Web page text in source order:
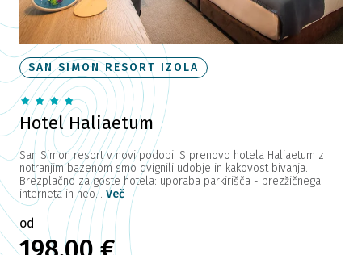
SAN SIMON RESORT IZOLA
Hotel Haliaetum
San Simon resort v novi podobi. S prenovo hotela Haliaetum z
notranjim bazenom smo dvignili udobje in kakovost bivanja.
Brezplačno za goste hotela: uporaba parkirišča - brezžičnega
interneta in neo... Več
od